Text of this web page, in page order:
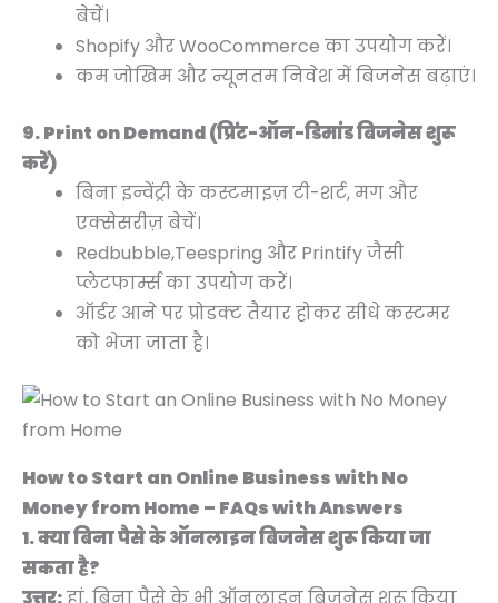
बेचें।
Shopify और WooCommerce का उपयोग करें।
कम जोखिम और न्यूनतम निवेश में बिजनेस बढ़ाएं।
9. Print on Demand (प्रिंट-ऑन-डिमांड बिजनेस शुरू
करें)
बिना इन्वेंट्री के कस्टमाइज़ टी-शर्ट, मग और
एक्सेसरीज़ बेचें।
Redbubble,Teespring और Printify जैसी
प्लेटफार्म्स का उपयोग करें।
ऑर्डर आने पर प्रोडक्ट तैयार होकर सीधे कस्टमर
को भेजा जाता है।
How to Start an Online Business with No
Money from Home – FAQs with Answers
1. क्या बिना पैसे के ऑनलाइन बिजनेस शुरू किया जा
सकता है?
उत्तर:हां, बिना पैसे के भी ऑनलाइन बिजनेस शुरू किया